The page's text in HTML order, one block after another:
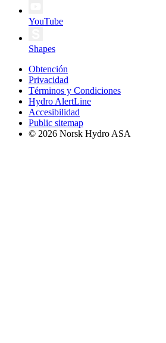
YouTube
Shapes
Obtención
Privacidad
Términos y Condiciones
Hydro AlertLine
Accesibilidad
Public sitemap
© 2026 Norsk Hydro ASA